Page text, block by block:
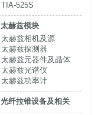
TIA-525S
太赫兹模块
太赫兹相机及源
太赫兹探测器
太赫兹元器件及晶体
太赫兹光谱仪
太赫兹功率计
光纤拉锥设备及相关